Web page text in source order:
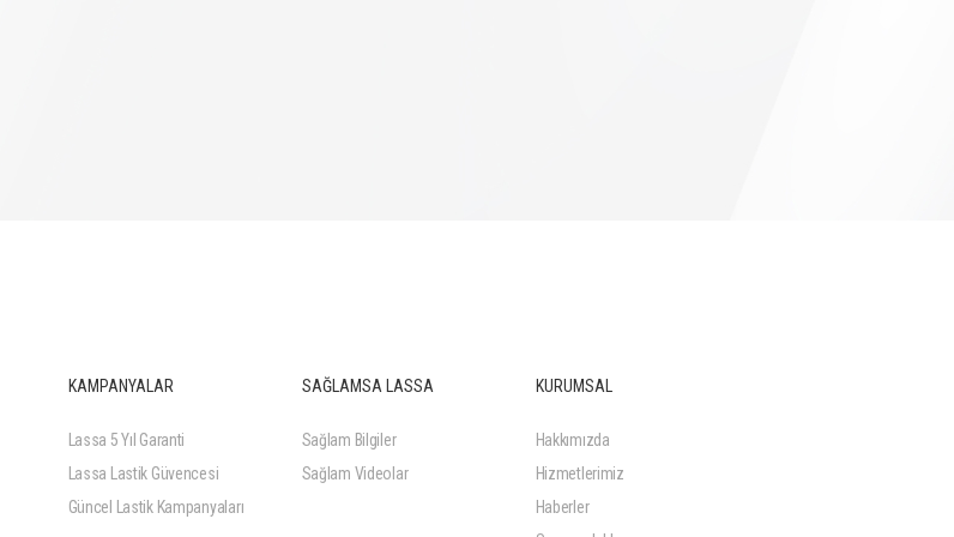
KAMPANYALAR
Lassa 5 Yıl Garanti
Lassa Lastik Güvencesi
Güncel Lastik Kampanyaları
SAĞLAMSA LASSA
Sağlam Bilgiler
Sağlam Videolar
KURUMSAL
Hakkımızda
Hizmetlerimiz
Haberler